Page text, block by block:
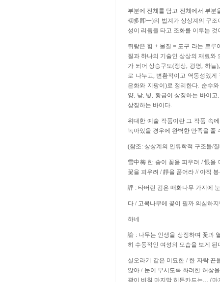
부분에 전체를 담고 전체에서 부
切多卽一)의 법계가 상상계의 구조
성이 리듬을 타고 조화를 이루는 것
뒤랑은 힘 + 물질 = 도구 라는 르루
질과 하나의 기술인 상상의 재료와
가 되어 상승구도(정상, 광명, 하늘
로 나누고, 변환적이고 역동성있
은화와 지팡이)로 정리한다. 순수
양, 낮, 빛, 황금이 상징하는 바이
상징하는 바이다.
위대한 예술 작품이란 그 작품 속
녹아있을 경우에 완벽한 만족을 줄
(참조: 상상계의 인류학적 구조들/
雪中梅 한 송이 꽃을 피우려 / 恨을
꽃을 피우려 / 靜을 품어라 // 아직
評 : 타버린 검은 매화나무 가지에
다 / 고목나무에 꽃이 필까 의심하
하네
論 : 나무는 인생을 상징하며 꽃과
히 수동적인 여성의 모습을 보게 된
실오라기 같은 미묘한 / 한 자락 끈
앉아 / 눈이 부시도록 화려한 허상
광이 비칠 마지막 히든카드는… (마